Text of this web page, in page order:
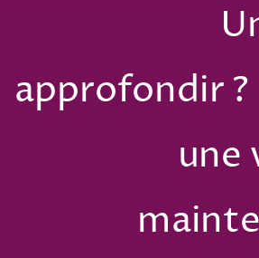
approfondir ?
une